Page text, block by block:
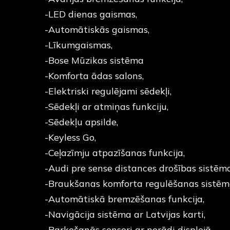
-LED dienas gaismas,
-Automātiskās gaismas,
-Līkumgaismas,
-Bose Mūzikas sistēma
-Komforta ādas salons,
-Elektriski regulējami sēdekļi,
-Sēdekļi ar atmiņas funkciju,
-Sēdekļu apsilde,
-Keyless Go,
-Ceļazīmju atpazīšanas funkcija,
-Audi pre sense distances drošības
-Braukšanas komforta regulēšanas
-Automātiskā bremzēšanas funkcija,
-Navigācija sistēma ar Latvijas karti,